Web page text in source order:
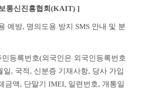
통신진흥협회(KAIT) ]
예방, 명의도용 방지 SMS 안내 및 분
등록번호(외국인은 외국인등록번호
일, 국적, 신분증 기재사항, 당사 가입
금액, 단말기 IMEI, 일련번호, 개통일